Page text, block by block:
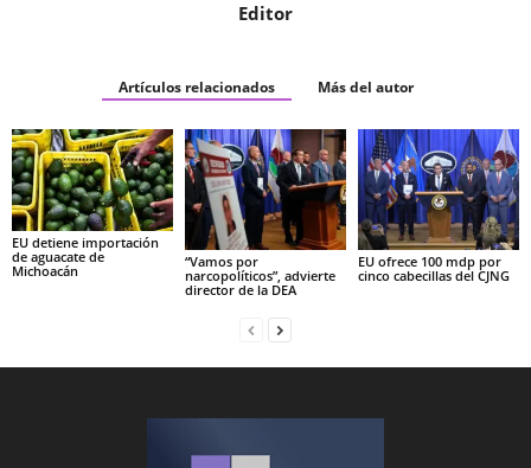
Editor
Artículos relacionados Más del autor
EU detiene importación
de aguacate de
Michoacán
“Vamos por
narcopolíticos”, advierte
director de la DEA
EU ofrece 100 mdp por
cinco cabecillas del CJNG